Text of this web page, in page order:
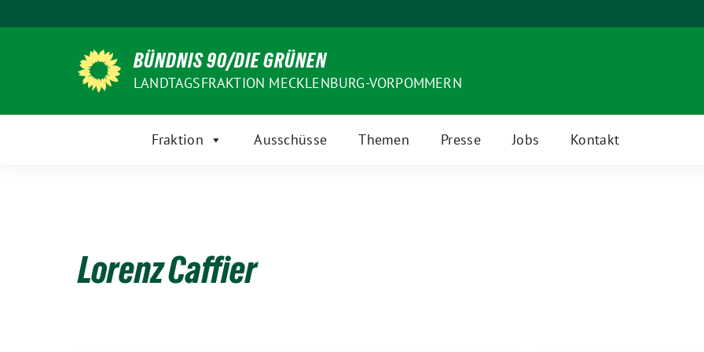
zum
BÜNDNIS 90/DIE GRÜNEN
LANDTAGSFRAKTION MECKLENBURG-VORPOMMERN
Fraktion Ausschüsse Themen Presse Jobs Kontakt
Lorenz Caffier